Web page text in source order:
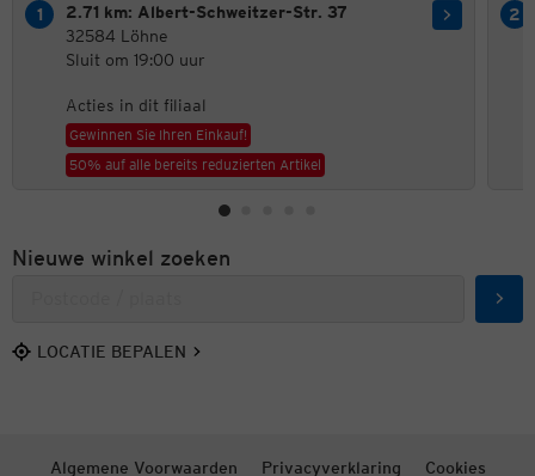
2.71 km: Albert-Schweitzer-Str. 37
32584 Löhne
Sluit om 19:00 uur
Acties in dit filiaal
Gewinnen Sie Ihren Einkauf!
50% auf alle bereits reduzierten Artikel
Nieuwe winkel zoeken
LOCATIE BEPALEN
Algemene Voorwaarden Privacyverklaring Cookies